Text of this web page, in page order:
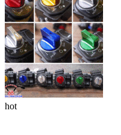
hot